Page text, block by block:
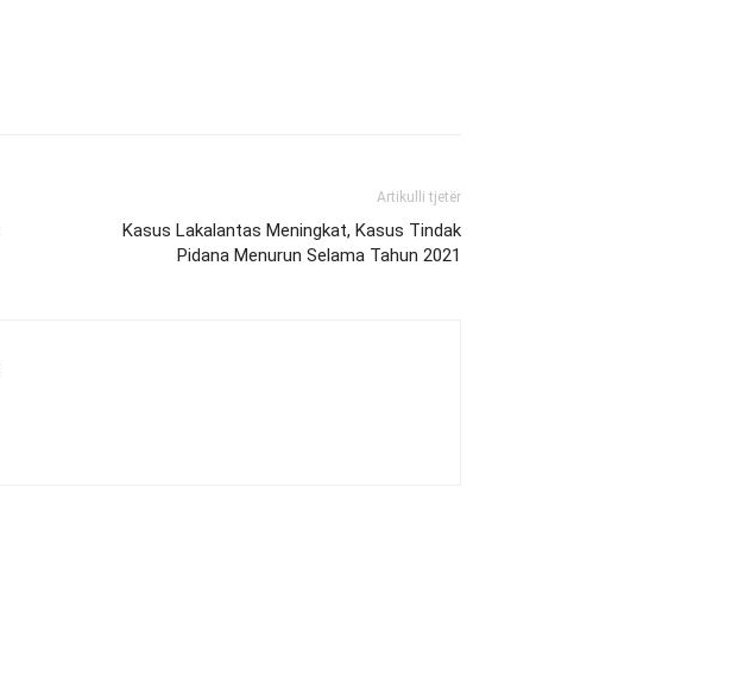
Artikulli tjetër
Kasus Lakalantas Meningkat, Kasus Tindak
Pidana Menurun Selama Tahun 2021